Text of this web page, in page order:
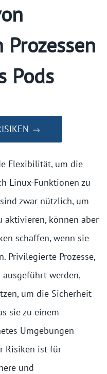
Pods
Flexibilität, um die
Linux-Funktionen zu
zwar nützlich, um
können aber
schaffen, wenn sie
Privilegierte Prozesse,
werden,
um die Sicherheit
sie zu einem
Umgebungen
Risiken ist für
und